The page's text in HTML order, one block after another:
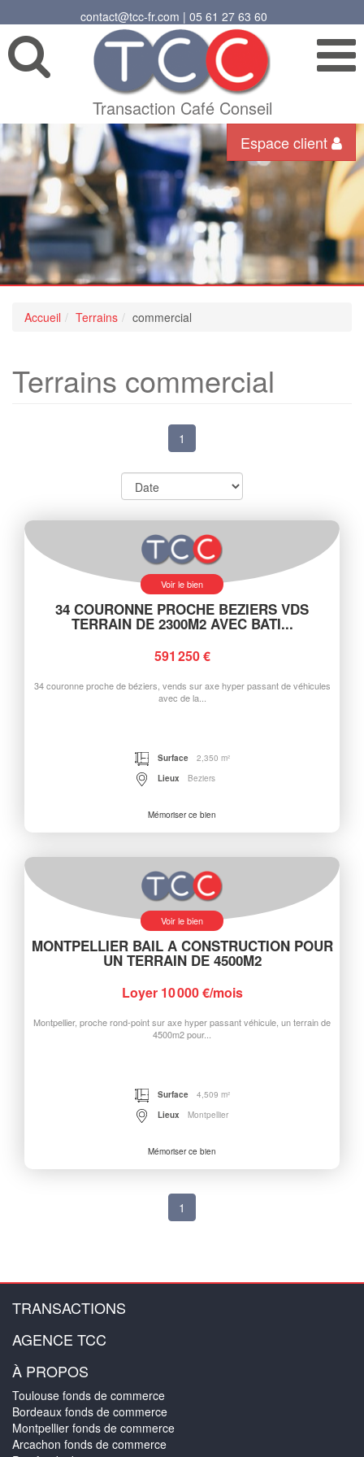
contact@tcc-fr.com | 05 61 27 63 60
Transaction Café Conseil
Espace client
Accueil Terrains commercial
Terrains commercial
1
Voir le bien
34 COURONNE PROCHE BEZIERS VDS
TERRAIN DE 2300M2 AVEC BATI...
591 250 €
34 couronne proche de béziers, vends sur axe hyper passant de véhicules
avec de la...
Surface
2,350 m²
Lieux
Beziers
Mémoriser ce bien
Voir le bien
MONTPELLIER BAIL A CONSTRUCTION POUR
UN TERRAIN DE 4500M2
Loyer 10 000 €/mois
Montpellier, proche rond-point sur axe hyper passant véhicule, un terrain de
4500m2 pour...
Surface
4,509 m²
Lieux
Montpellier
Mémoriser ce bien
1
TRANSACTIONS
AGENCE TCC
À PROPOS
Toulouse fonds de commerce
Bordeaux fonds de commerce
Montpellier fonds de commerce
Arcachon fonds de commerce